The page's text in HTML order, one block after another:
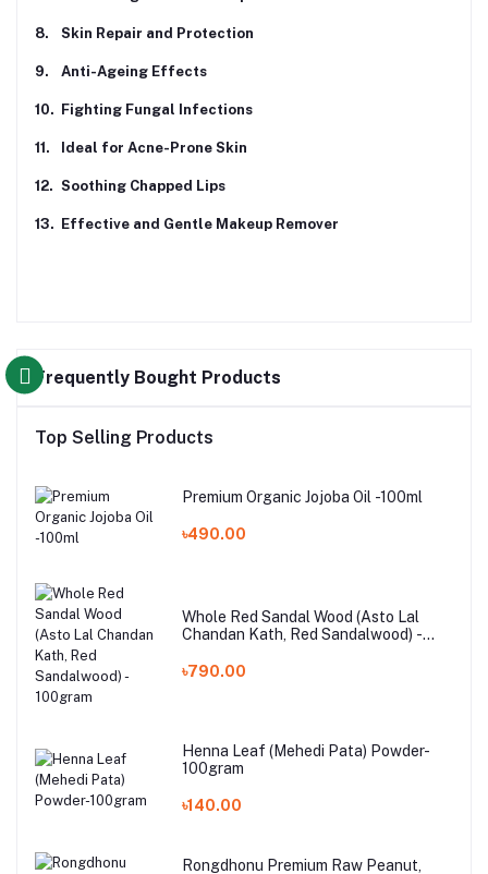
8. Skin Repair and Protection
9. Anti-Ageing Effects
10. Fighting Fungal Infections
11. Ideal for Acne-Prone Skin
12. Soothing Chapped Lips
13. Effective and Gentle Makeup Remover
Frequently Bought Products
Top Selling Products
Premium Organic Jojoba Oil -100ml
৳490.00
Whole Red Sandal Wood (Asto Lal
Chandan Kath, Red Sandalwood) -
৳790.00
Henna Leaf (Mehedi Pata) Powder-
100gram
৳140.00
Rongdhonu Premium Raw Peanut,